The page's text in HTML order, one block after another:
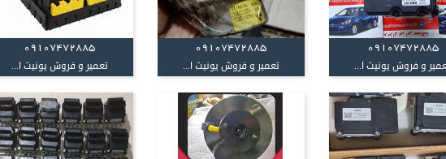
09107472885
و فروش یونیت ا...
09107472885
تعمیر و فروش یونیت ا...
09107472885
تعمیر و فروش یونیت ا...